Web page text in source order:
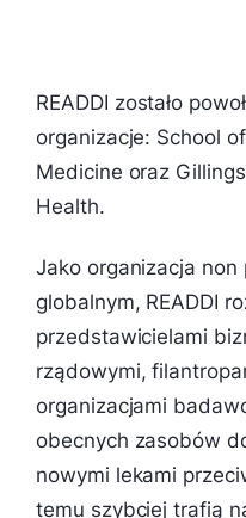
READDI zostało
organizacje: School
Medicine oraz
Health.
Jako organizacja non
globalnym, READDI
przedstawicielami
rządowymi,
organizacjami
obecnych zasobów
nowymi lekami
temu szybciej trafią